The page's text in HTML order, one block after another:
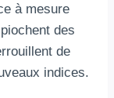
à mesure
des
de
indices.